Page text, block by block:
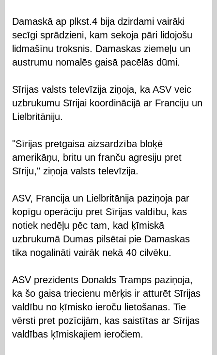
Damaskā ap plkst.4 bija dzirdami vairāki
secīgi sprādzieni, kam sekoja pāri lidojošu
lidmašīnu troksnis. Damaskas ziemeļu un
austrumu nomalēs gaisā pacēlās dūmi.
Sīrijas valsts televīzija ziņoja, ka ASV veic
uzbrukumu Sīrijai koordinācijā ar Franciju un
Lielbritāniju.
"Sīrijas pretgaisa aizsardzība bloķē
amerikāņu, britu un franču agresiju pret
Sīriju," ziņoja valsts televīzija.
ASV, Francija un Lielbritānija paziņoja par
kopīgu operāciju pret Sīrijas valdību, kas
notiek nedēļu pēc tam, kad ķīmiskā
uzbrukumā Dumas pilsētai pie Damaskas
tika nogalināti vairāk nekā 40 cilvēku.
ASV prezidents Donalds Tramps paziņoja,
ka šo gaisa triecienu mērķis ir atturēt Sīrijas
valdību no ķīmisko ieroču lietošanas. Tie
vērsti pret pozīcijām, kas saistītas ar Sīrijas
valdības ķīmiskajiem ieročiem.